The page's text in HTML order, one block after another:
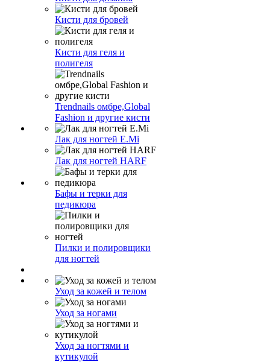
Кисти для бровей
Кисти для геля и
полигеля
Trendnails омбре,Global
Fashion и другие кисти
Лак для ногтей E.Mi
Лак для ногтей HARF
Бафы и терки для
педикюра
Пилки и полировщики
для ногтей
Уход за кожей и телом
Уход за ногами
Уход за ногтями и
кутикулой